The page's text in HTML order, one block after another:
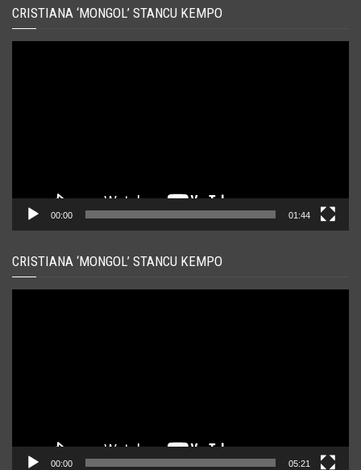
CRISTIANA ‘MONGOL’ STANCU KEMPO
00:00 01:44
CRISTIANA ‘MONGOL’ STANCU KEMPO
00:00 05:21